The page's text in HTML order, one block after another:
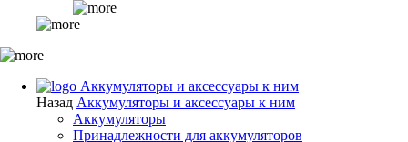
Аккумуляторы и аксессуары к ним
Назад Аккумуляторы и аксессуары к ним
Аккумуляторы
Принадлежности для аккумуляторов